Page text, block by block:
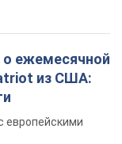
о ежемесячной
из США:
европейскими